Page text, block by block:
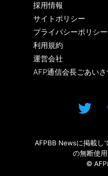
採用情報
サイトポリシー
プライバシーポリシー
利用規約
運営会社
AFP通信会長ごあいさ
AFPBB Newsに掲載し
の無断使用
©